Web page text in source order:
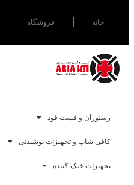
خانه فروشگاه
رستوران و فست فود
کافی شاپ و تجهیزات نوشیدنی
تجهیزات خنک کننده